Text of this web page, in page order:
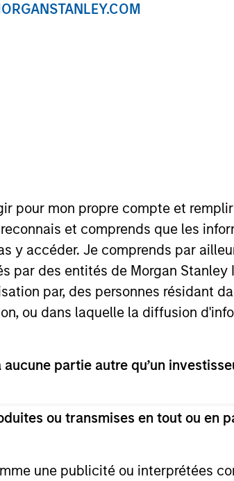
pour mon propre compte et
et comprends que les
y accéder. Je comprends par
par des entités de Morgan Stanley
par, des personnes résidant
ou dans laquelle la diffusion
partie autre qu’un
ou transmises en tout ou en
une publicité ou interprétées
structured minority
in
fast-growing
records of
add significant value
intrinsic value
increasing